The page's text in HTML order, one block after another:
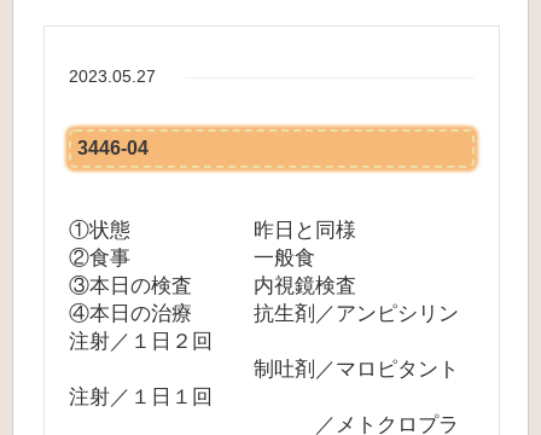
2023.05.27
3446-04
①状態 昨日と同様
②食事 一般食
③本日の検査 内視鏡検査
④本日の治療 抗生剤／アンピシリン
注射／１日２回
制吐剤／マロピタント
注射／１日１回
／メトクロプラ